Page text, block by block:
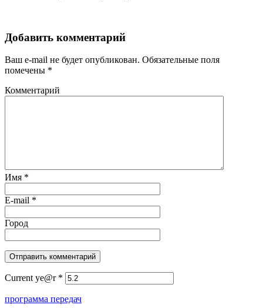
Добавить комментарий
Ваш e-mail не будет опубликован. Обязательные поля
помечены *
Комментарий
Имя *
E-mail *
Город
Current ye@r *
программа передач